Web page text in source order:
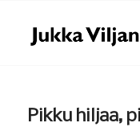
Pikku hiljaa,